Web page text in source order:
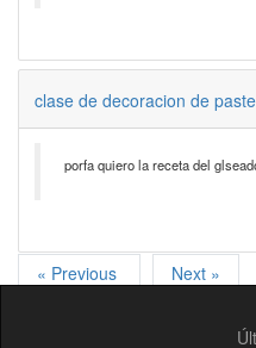
clase de decoracion de
porfa quiero la receta del
« Previous Next »